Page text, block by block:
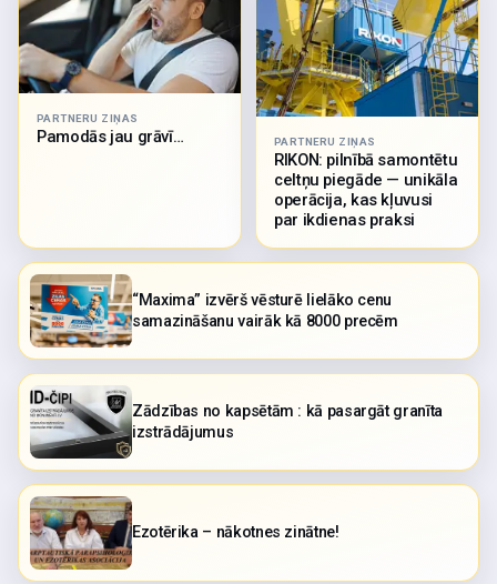
PARTNERU ZIŅAS
Pamodās jau grāvī… PARTNERU ZIŅAS
RIKON: pilnībā samontētu
celtņu piegāde — unikāla
operācija, kas kļuvusi
par ikdienas praksi
“Maxima” izvērš vēsturē lielāko cenu
samazināšanu vairāk kā 8000 precēm
Zādzības no kapsētām : kā pasargāt granīta
izstrādājumus
Ezotērika – nākotnes zinātne!